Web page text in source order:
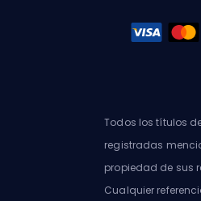
Todos los títulos
registradas
propiedad de sus
Cualquier